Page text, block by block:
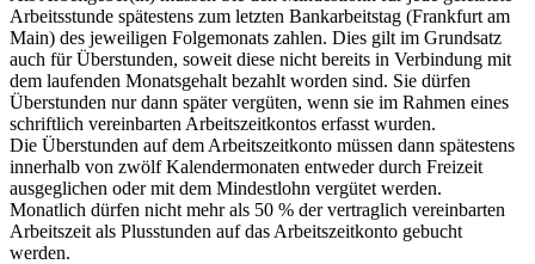
Arbeitsstunde spätestens zum letzten Bankarbeitstag (Frankfurt am
Main) des jeweiligen Folgemonats zahlen. Dies gilt im Grundsatz
auch für Überstunden, soweit diese nicht bereits in Verbindung mit
dem laufenden Monatsgehalt bezahlt worden sind. Sie dürfen
Überstunden nur dann später vergüten, wenn sie im Rahmen eines
schriftlich vereinbarten Arbeitszeitkontos erfasst wurden.
Die Überstunden auf dem Arbeitszeitkonto müssen dann spätestens
innerhalb von zwölf Kalendermonaten entweder durch Freizeit
ausgeglichen oder mit dem Mindestlohn vergütet werden.
Monatlich dürfen nicht mehr als 50 % der vertraglich vereinbarten
Arbeitszeit als Plusstunden auf das Arbeitszeitkonto gebucht
werden.